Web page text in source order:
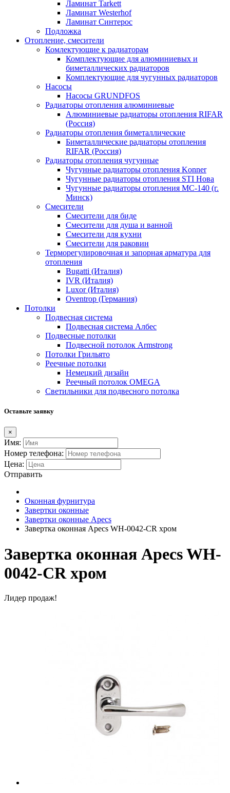
Ламинат Tarkett
Ламинат Westerhof
Ламинат Синтерос
Подложка
Отопление, смесители
Комлектующие к радиаторам
Комплектующие для алюминиевых и
биметаллических радиаторов
Комплектующие для чугунных радиаторов
Насосы
Насосы GRUNDFOS
Радиаторы отопления алюминиевые
Алюминиевые радиаторы отопления RIFAR
(Россия)
Радиаторы отопления биметаллические
Биметаллические радиаторы отопления
RIFAR (Россия)
Радиаторы отопления чугунные
Чугунные радиаторы отопления Konner
Чугунные радиаторы отопления STI Нова
Чугунные радиаторы отопления МС-140 (г.
Минск)
Смесители
Смесители для биде
Смесители для душа и ванной
Смесители для кухни
Смесители для раковин
Терморегулировочная и запорная арматура для
отопления
Bugatti (Италия)
IVR (Италия)
Luxor (Италия)
Oventrop (Германия)
Потолки
Подвесная система
Подвесная система Албес
Подвесные потолки
Подвесной потолок Armstrong
Потолки Грильято
Реечные потолки
Немецкий дизайн
Реечный потолок OMEGA
Светильники для подвесного потолка
Оставьте заявку
×
Имя:
Номер телефона:
Цена:
Отправить
Оконная фурнитура
Завертки оконные
Завертки оконные Apecs
Завертка оконная Apecs WH-0042-CR хром
Завертка оконная Apecs WH-
0042-CR хром
Лидер продаж!